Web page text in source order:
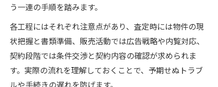
う一連の手順を踏みます。
各工程にはそれぞれ注意点があり、査定時には物件の現
状把握と書類準備、販売活動では広告戦略や内覧対応、
契約段階では条件交渉と契約内容の確認が求められま
す。実際の流れを理解しておくことで、予期せぬトラブ
ルや手続きの遅れを防げます。